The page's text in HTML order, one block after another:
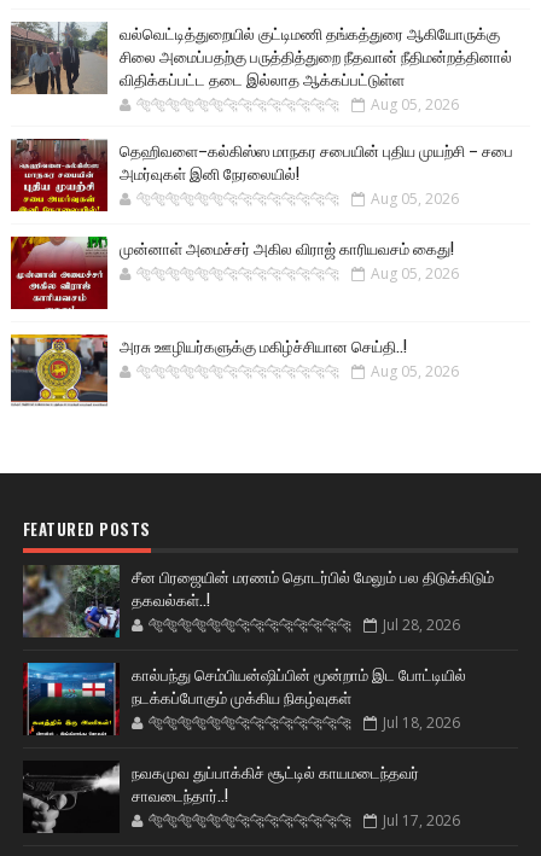
வல்வெட்டித்துறையில் குட்டிமணி தங்கத்துரை ஆகியோருக்கு
சிலை அமைப்பதற்கு பருத்தித்துறை நீதவான் நீதிமன்றத்தினால்
விதிக்கப்பட்ட தடை இல்லாத ஆக்கப்பட்டுள்ள
🐅🐅🐅🐅🐅🐅🐆🐆🐆🐆🐆🐆🐆🐆 Aug 05, 2026
தெஹிவளை–கல்கிஸ்ஸ மாநகர சபையின் புதிய முயற்சி – சபை
அமர்வுகள் இனி நேரலையில்!
🐅🐅🐅🐅🐅🐅🐆🐆🐆🐆🐆🐆🐆🐆 Aug 05, 2026
முன்னாள் அமைச்சர் அகில விராஜ் காரியவசம் கைது!
🐅🐅🐅🐅🐅🐅🐆🐆🐆🐆🐆🐆🐆🐆 Aug 05, 2026
அரசு ஊழியர்களுக்கு மகிழ்ச்சியான செய்தி..!
🐅🐅🐅🐅🐅🐅🐆🐆🐆🐆🐆🐆🐆🐆 Aug 05, 2026
FEATURED POSTS
சீன பிரஜையின் மரணம் தொடர்பில் மேலும் பல திடுக்கிடும்
தகவல்கள்..!
🐅🐅🐅🐅🐅🐅🐆🐆🐆🐆🐆🐆🐆🐆 Jul 28, 2026
கால்பந்து செம்பியன்ஷிப்பின் மூன்றாம் இட போட்டியில்
நடக்கப்போகும் முக்கிய நிகழ்வுகள்
🐅🐅🐅🐅🐅🐅🐆🐆🐆🐆🐆🐆🐆🐆 Jul 18, 2026
நவகமுவ துப்பாக்கிச் சூட்டில் காயமடைந்தவர்
சாவடைந்தார்..!
🐅🐅🐅🐅🐅🐅🐆🐆🐆🐆🐆🐆🐆🐆 Jul 17, 2026